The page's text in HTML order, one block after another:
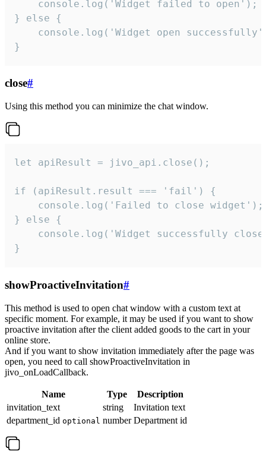
    console.log('Widget failed to open');
} else {
console.log('Widget open
}
close#
Using this method you can minimize the chat window.
let apiResult = jivo_api.close();
if (apiResult.result === 'fail') {
    console.log('Failed to close widget');
} else {
console.log('Widget successfully
}
showProactiveInvitation#
This method is used to open chat window with a custom text at
specific moment. For example, it may be used if you want to show
proactive invitation after the client added goods to the cart in your
online store.
And if you want to show invitation immediately after the page was
open, you need to call showProactiveInvitation in
jivo_onLoadCallback.
Name Type
Description
invitation_text
string
Invitation text
department_id optional number Department id